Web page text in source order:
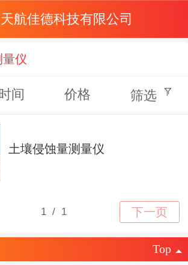
航佳德科技有限公司
仪
间 价格 筛选
土壤侵蚀量测量仪
Top